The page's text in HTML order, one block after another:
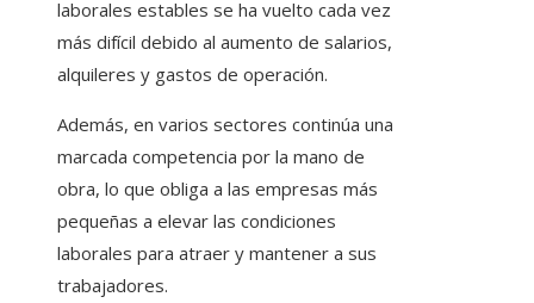
laborales estables se ha vuelto cada vez
más difícil debido al aumento de salarios,
alquileres y gastos de operación.
Además, en varios sectores continúa una
marcada competencia por la mano de
obra, lo que obliga a las empresas más
pequeñas a elevar las condiciones
laborales para atraer y mantener a sus
trabajadores.